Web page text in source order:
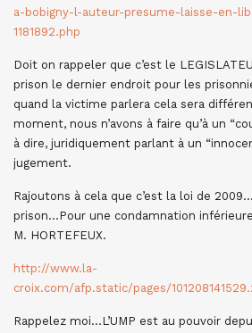
a-bobigny-l-auteur-presume-laisse-en-
1181892.php
Doit on rappeler que c’est le
prison le dernier endroit pour les
quand la victime parlera cela sera
moment, nous n’avons à faire qu’à un
à dire, juridiquement parlant à un
jugement.
Rajoutons à cela que c’est la loi de
prison…Pour une condamnation
M. HORTEFEUX.
http://www.la-
croix.com/afp.static/pages/
Rappelez moi…L’UMP est au pouvoir